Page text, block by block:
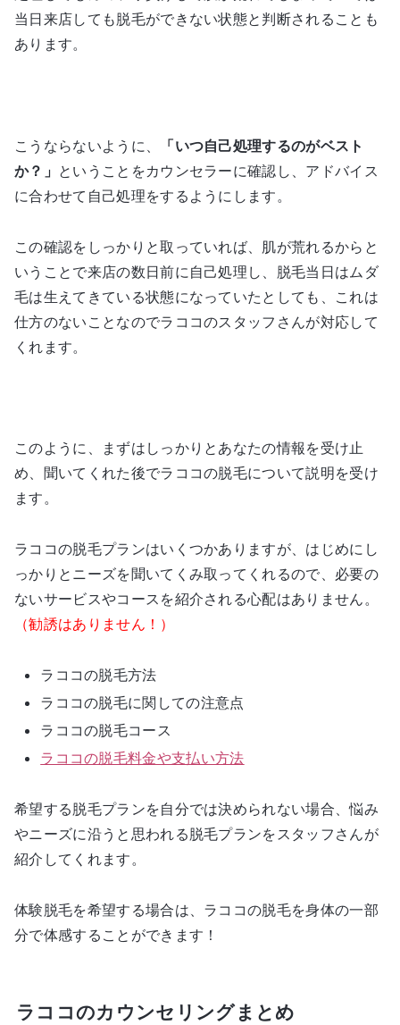
当日来店しても脱毛ができない状態と判断されることも
あります。
こうならないように、
「いつ自己処理するのがベスト
か？」 ということをカウンセラーに確認し、アドバイス
に合わせて自己処理をするようにします。
この確認をしっかりと取っていれば、肌が荒れるからと
いうことで来店の数日前に自己処理し、脱毛当日はムダ
毛は生えてきている状態になっていたとしても、これは
仕方のないことなのでラココのスタッフさんが対応して
くれます。
このように、まずはしっかりとあなたの情報を受け止
め、聞いてくれた後でラココの脱毛について説明を受け
ます。
ラココの脱毛プランはいくつかありますが、はじめにし
っかりとニーズを聞いてくみ取ってくれるので、必要の
ないサービスやコースを紹介される心配はありません。
（勧誘はありません！）
ラココの脱毛方法
ラココの脱毛に関しての注意点
ラココの脱毛コース
ラココの脱毛料金や支払い方法
希望する脱毛プランを自分では決められない場合、悩み
やニーズに沿うと思われる脱毛プランをスタッフさんが
紹介してくれます。
体験脱毛を希望する場合は、ラココの脱毛を身体の一部
分で体感することができます！
ラココのカウンセリングまとめ